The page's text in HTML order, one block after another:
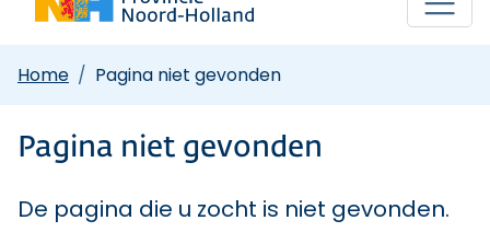
Home Pagina niet gevonden
Pagina niet gevonden
De pagina die u zocht is niet gevonden.